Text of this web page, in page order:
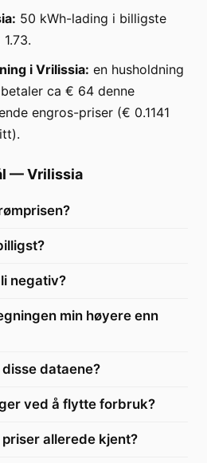
50 kWh-lading i billigste
i Vrilissia: en husholdning
ca € 64 denne
engros-priser (€ 0.1141
—Vrilissia
negativ?
min høyere enn
dataene?
ved å flytte forbruk?
allerede kjent?